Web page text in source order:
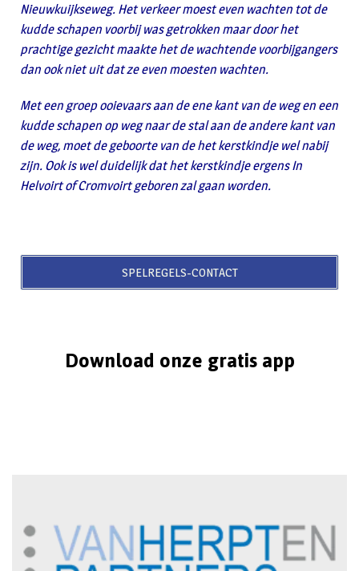
Nieuwkuijkseweg. Het verkeer moest even wachten tot de
kudde schapen voorbij was getrokken maar door het
prachtige gezicht maakte het de wachtende voorbijgangers
dan ook niet uit dat ze even moesten wachten.
Met een groep ooievaars aan de ene kant van de weg en een
kudde schapen op weg naar de stal aan de andere kant van
de weg, moet de geboorte van de het kerstkindje wel nabij
zijn. Ook is wel duidelijk dat het kerstkindje ergens In
Helvoirt of Cromvoirt geboren zal gaan worden.
SPELREGELS-CONTACT
Download onze gratis app